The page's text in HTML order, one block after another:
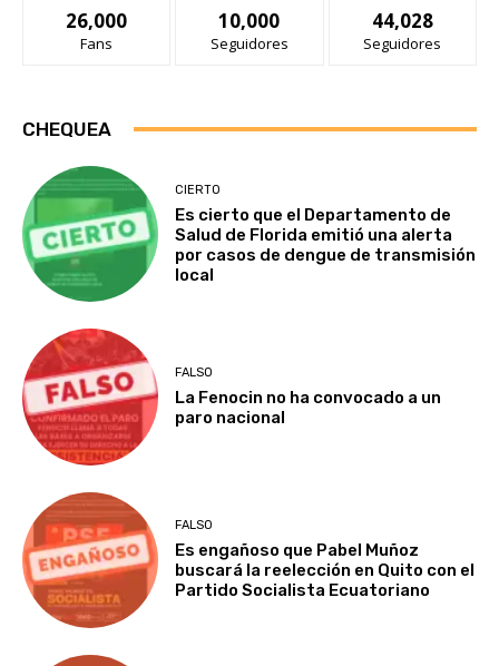
26,000
Fans
10,000
Seguidores
44,028
Seguidores
CHEQUEA
CIERTO
Es cierto que el Departamento de
Salud de Florida emitió una alerta
por casos de dengue de transmisión
local
FALSO
La Fenocin no ha convocado a un
paro nacional
FALSO
Es engañoso que Pabel Muñoz
buscará la reelección en Quito con el
Partido Socialista Ecuatoriano